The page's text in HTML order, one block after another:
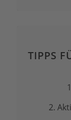
TIPPS
2.